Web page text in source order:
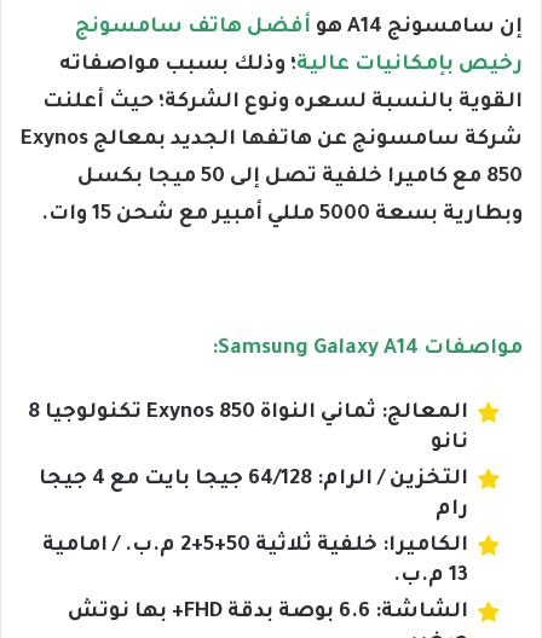
إن سامسونج A14 هو
أفضل هاتف سامسونج
رخيص بإمكانيات عالية؛ وذلك بسبب مواصفاته
القوية بالنسبة لسعره ونوع الشركة؛ حيث أعلنت
شركة سامسونج عن هاتفها الجديد بمعالج Exynos
850 مع كاميرا خلفية تصل إلى 50 ميجا بكسل
وبطارية بسعة 5000 مللي أمبير مع شحن 15 وات.
مواصفات Samsung Galaxy A14:
المعالج: ثماني النواة Exynos 850 تكنولوجيا 8
نانو
التخزين / الرام: 64/128 جيجا بايت مع 4 جيجا
رام
الكاميرا: خلفية ثلاثية 50+5+2 م.ب. / امامية
13 م.ب.
الشاشة: 6.6 بوصة بدقة FHD+ بها نوتش